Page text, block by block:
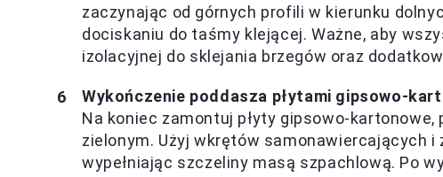
zaczynając od górnych profili w kierunku
dociskaniu do taśmy klejącej. Ważne, aby
izolacyjnej do sklejania brzegów oraz
Wykończenie poddasza płytami gipsowo-
Na koniec zamontuj płyty gipsowo-
zielonym. Użyj wkrętów samonawiercających i
wypełniając szczeliny masą szpachlową. Po